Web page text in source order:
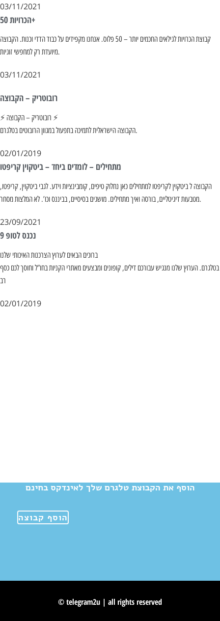
03/11/2021
הכרויות 50+
קבוצת הכרויות לגילאים החכמים יותר – 50 פלוס. אנחנו מקפידים על כבוד הדדי וכנות. הקבוצה
מיועדת רק למחפשי זוגיות.
03/11/2021
רובוטריק – הקבוצה
⚡️ רובוטריק – הקבוצה ⚡️
הקבוצה הישראלית לתמיכה בתפעול במגוון הרובוטים בטלגרם.
02/01/2019
מתחילים – לומדים ביחד – ביטקוין קריפטו
הקבוצה ל ביטקוין לקריפטו למתחילים כאן נחלוק טיפים, קומבינציות וידע. לגבי ביטקוין, קריפטו,
מטבעות דיגיטליים, בורסה ואיך מתחילים. מושגים בסיסיים, בביננס וכו’. לא המלצות מסחר.
23/09/2021
נכנס לטופ 9
ברוכים הבאים לערוץ הצרכנות האיכותי שלנו
בטלגרם. הערוץ שלנו מנגיש עבורכם דילים, קופונים ומבצעים מאתרי הקניות בחו”ל וחוסך לכם כסף
רב
02/01/2019
הוסף את הקבוצת טלגרם שלך לאינדקס בחינם
הוסף קבוצה
© telegram2u | all rights reserved